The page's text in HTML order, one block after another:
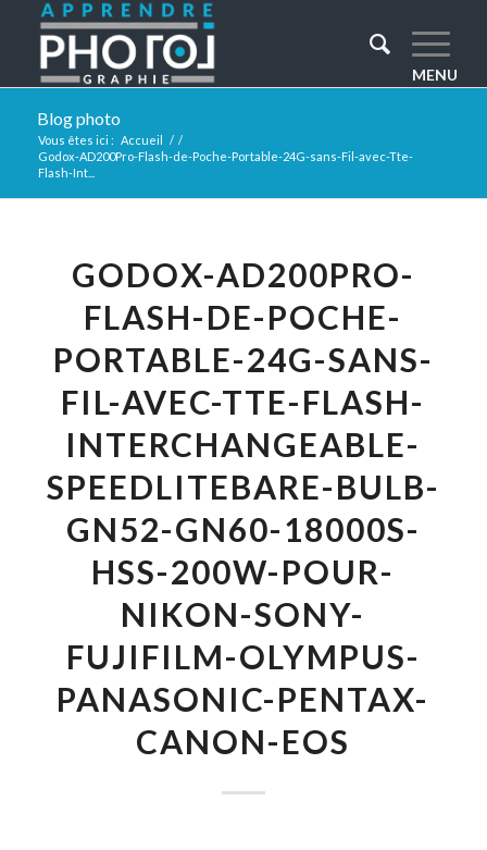
Blog photo
Vous êtes ici : Accueil / /
Godox-AD200Pro-Flash-de-Poche-Portable-24G-sans-Fil-avec-Tte-
Flash-Int...
GODOX-AD200PRO-
FLASH-DE-POCHE-
PORTABLE-24G-SANS-
FIL-AVEC-TTE-FLASH-
INTERCHANGEABLE-
SPEEDLITEBARE-BULB-
GN52-GN60-18000S-
HSS-200W-POUR-
NIKON-SONY-
FUJIFILM-OLYMPUS-
PANASONIC-PENTAX-
CANON-EOS